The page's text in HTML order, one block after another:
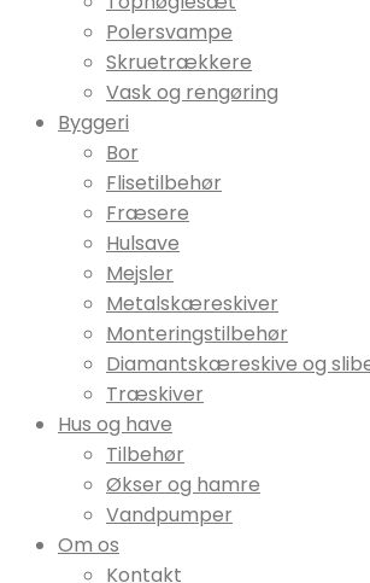
Polersvampe
Skruetrækkere
Vask og rengøring
Byggeri
Bor
Flisetilbehør
Fræsere
Hulsave
Mejsler
Metalskæreskiver
Monteringstilbehør
Diamantskæreskive og
Træskiver
Hus og have
Tilbehør
Økser og hamre
Vandpumper
Om os
Kontakt